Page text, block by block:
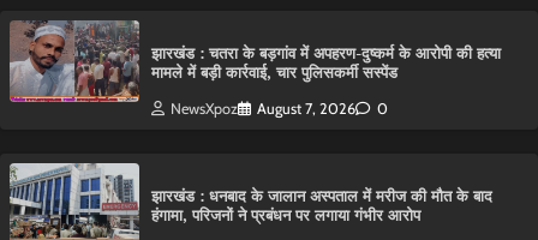
झारखंड : चतरा के बड़गांव में अपहरण-दुष्कर्म के आरोपी की हत्या
मामले में बड़ी कार्रवाई, चार पुलिसकर्मी सस्पेंड
NewsXpoz August 7, 2026 0
झारखंड : धनबाद के जालान अस्पताल में मरीज की मौत के बाद
हंगामा, परिजनों ने प्रबंधन पर लगाया गंभीर आरोप